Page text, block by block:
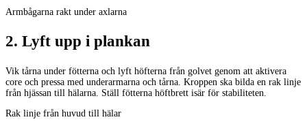
Armbågarna rakt under axlarna
2. Lyft upp i plankan
Vik tårna under fötterna och lyft höfterna från golvet genom att aktivera
core och pressa med underarmarna och tårna. Kroppen ska bilda en rak linje
från hjässan till hälarna. Ställ fötterna höftbrett isär för stabiliteten.
Rak linje från huvud till hälar